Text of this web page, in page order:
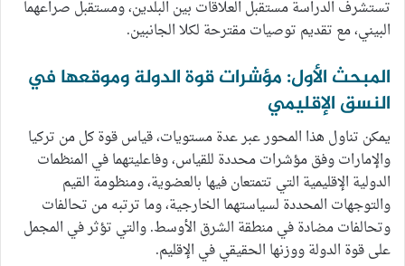
تستشرف الدراسة مستقبل العلاقات بين البلدين، ومستقبل صراعهما
البيني، مع تقديم توصيات مقترحة لكلا الجانبين.
المبحث الأول: مؤشرات قوة الدولة وموقعها في
النسق الإقليمي
يمكن تناول هذا المحور عبر عدة مستويات، قياس قوة كل من تركيا
والإمارات وفق مؤشرات محددة للقياس، وفاعليتهما في المنظمات
الدولية الإقليمية التي تتمتعان فيها بالعضوية، ومنظومة القيم
والتوجهات المحددة لسياستهما الخارجية، وما ترتبه من تحالفات
وتحالفات مضادة في منطقة الشرق الأوسط. والتي تؤثر في المجمل
على قوة الدولة ووزنها الحقيقي في الإقليم.